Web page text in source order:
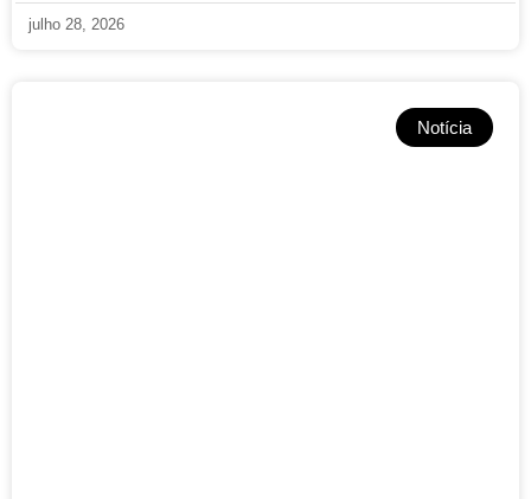
julho 28, 2026
Notícia